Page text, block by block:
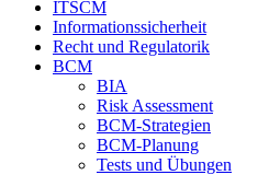
ITSCM
Informationssicherheit
Recht und Regulatorik
BCM
BIA
Risk Assessment
BCM-Strategien
BCM-Planung
Tests und Übungen